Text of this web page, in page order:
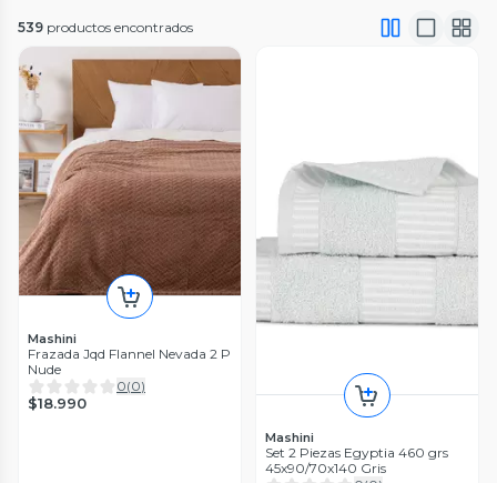
539 productos encontrados
Mashini
Frazada Jqd Flannel Nevada 2 P
Nude
0(0)
$18.990
Mashini
Set 2 Piezas Egyptia 460 grs
45x90/70x140 Gris